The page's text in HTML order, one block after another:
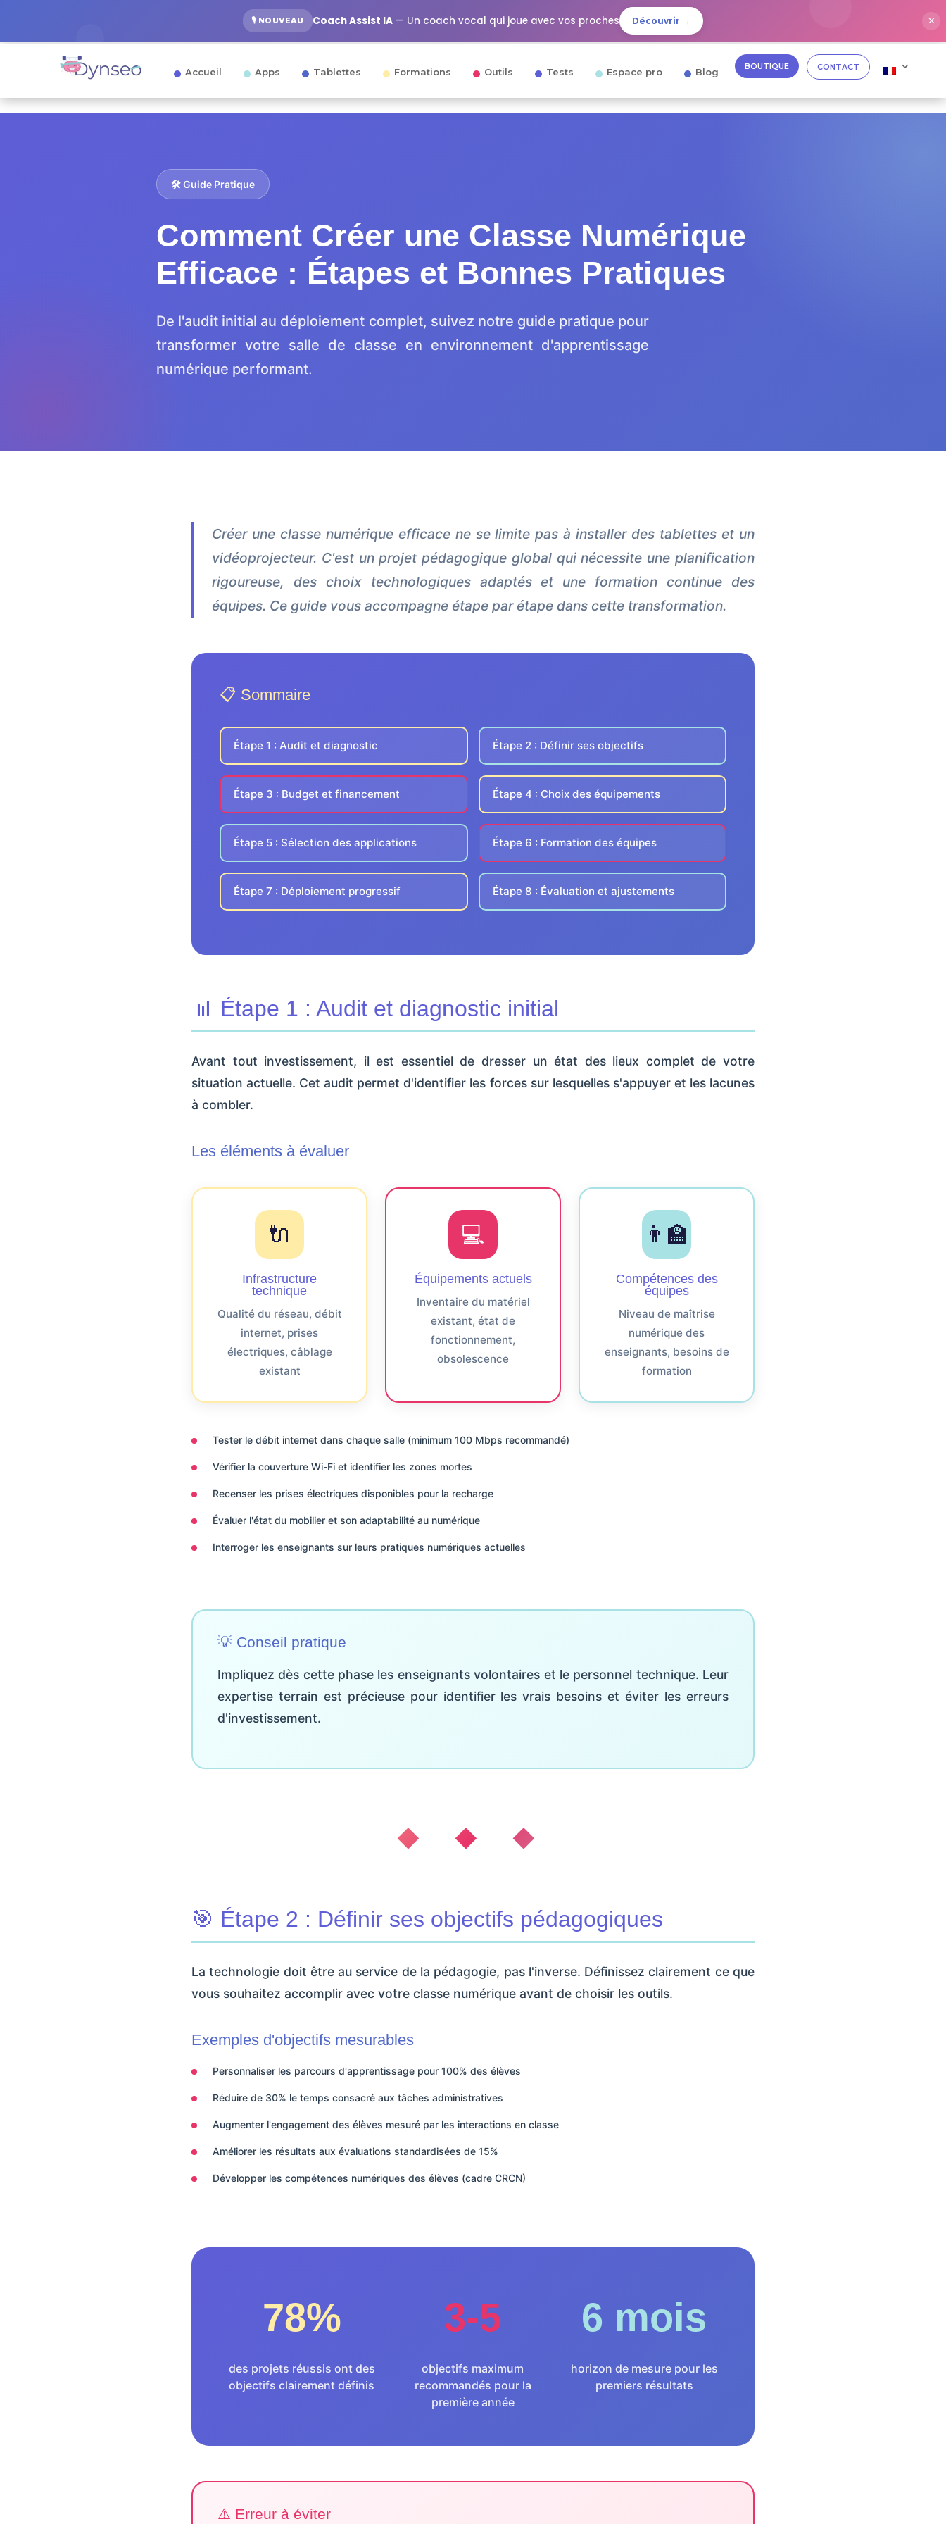
🎙️ NOUVEAU Coach Assist IA— Un coach vocal qui joue avec vos proches Découvrir → ✕
Accueil Apps Tablettes Formations Outils Tests Espace pro Blog BOUTIQUE CONTACT
🛠️ Guide Pratique
Comment Créer une Classe Numérique
Efficace : Étapes et Bonnes Pratiques
De l'audit initial au déploiement complet, suivez notre guide pratique pour
transformer votre salle de classe en environnement d'apprentissage
numérique performant.
Créer une classe numérique efficace ne se limite pas à installer des tablettes et un
vidéoprojecteur. C'est un projet pédagogique global qui nécessite une planification
rigoureuse, des choix technologiques adaptés et une formation continue des
équipes. Ce guide vous accompagne étape par étape dans cette transformation.
📋 Sommaire
Étape 1 : Audit et diagnostic Étape 2 : Définir ses objectifs
Étape 3 : Budget et financement Étape 4 : Choix des équipements
Étape 5 : Sélection des applications Étape 6 : Formation des équipes
Étape 7 : Déploiement progressif Étape 8 : Évaluation et ajustements
📊 Étape 1 : Audit et diagnostic initial
Avant tout investissement, il est essentiel de dresser un état des lieux complet de votre
situation actuelle. Cet audit permet d'identifier les forces sur lesquelles s'appuyer et les lacunes
à combler.
Les éléments à évaluer
🔌
Infrastructure
technique
Qualité du réseau, débit
internet, prises
électriques, câblage
existant
💻
Équipements actuels
Inventaire du matériel
existant, état de
fonctionnement,
obsolescence
👨‍🏫
Compétences des
équipes
Niveau de maîtrise
numérique des
enseignants, besoins de
formation
Tester le débit internet dans chaque salle (minimum 100 Mbps recommandé)
Vérifier la couverture Wi-Fi et identifier les zones mortes
Recenser les prises électriques disponibles pour la recharge
Évaluer l'état du mobilier et son adaptabilité au numérique
Interroger les enseignants sur leurs pratiques numériques actuelles
💡 Conseil pratique
Impliquez dès cette phase les enseignants volontaires et le personnel technique. Leur
expertise terrain est précieuse pour identifier les vrais besoins et éviter les erreurs
d'investissement.
◆ ◆ ◆
🎯 Étape 2 : Définir ses objectifs pédagogiques
La technologie doit être au service de la pédagogie, pas l'inverse. Définissez clairement ce que
vous souhaitez accomplir avec votre classe numérique avant de choisir les outils.
Exemples d'objectifs mesurables
Personnaliser les parcours d'apprentissage pour 100% des élèves
Réduire de 30% le temps consacré aux tâches administratives
Augmenter l'engagement des élèves mesuré par les interactions en classe
Améliorer les résultats aux évaluations standardisées de 15%
Développer les compétences numériques des élèves (cadre CRCN)
78%
des projets réussis ont des
objectifs clairement définis
3-5
objectifs maximum
recommandés pour la
première année
6 mois
horizon de mesure pour les
premiers résultats
⚠️ Erreur à éviter